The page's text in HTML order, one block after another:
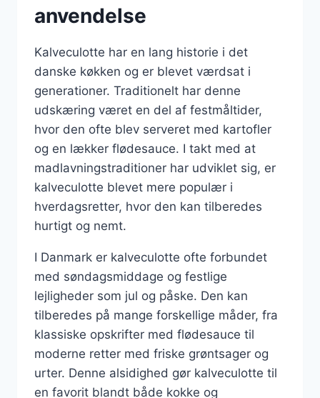
anvendelse
Kalveculotte har en lang historie i det
danske køkken og er blevet værdsat i
generationer. Traditionelt har denne
udskæring været en del af festmåltider,
hvor den ofte blev serveret med kartofler
og en lækker flødesauce. I takt med at
madlavningstraditioner har udviklet sig, er
kalveculotte blevet mere populær i
hverdagsretter, hvor den kan tilberedes
hurtigt og nemt.
I Danmark er kalveculotte ofte forbundet
med søndagsmiddage og festlige
lejligheder som jul og påske. Den kan
tilberedes på mange forskellige måder, fra
klassiske opskrifter med flødesauce til
moderne retter med friske grøntsager og
urter. Denne alsidighed gør kalveculotte til
en favorit blandt både kokke og